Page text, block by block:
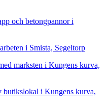
och betongpannor i
i Smista, Segeltorp
marksten i Kungens kurva,
butikslokal i Kungens kurva,